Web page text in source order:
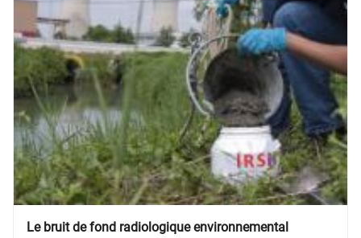
Le bruit de fond radiologique environnemental